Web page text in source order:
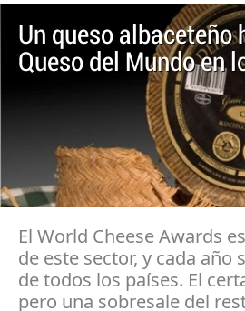
Un queso albaceteño
Queso del Mundo en
El World Cheese Awards
de este sector, y cada
de todos los países. El
pero una sobresale del